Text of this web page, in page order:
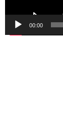
00:00